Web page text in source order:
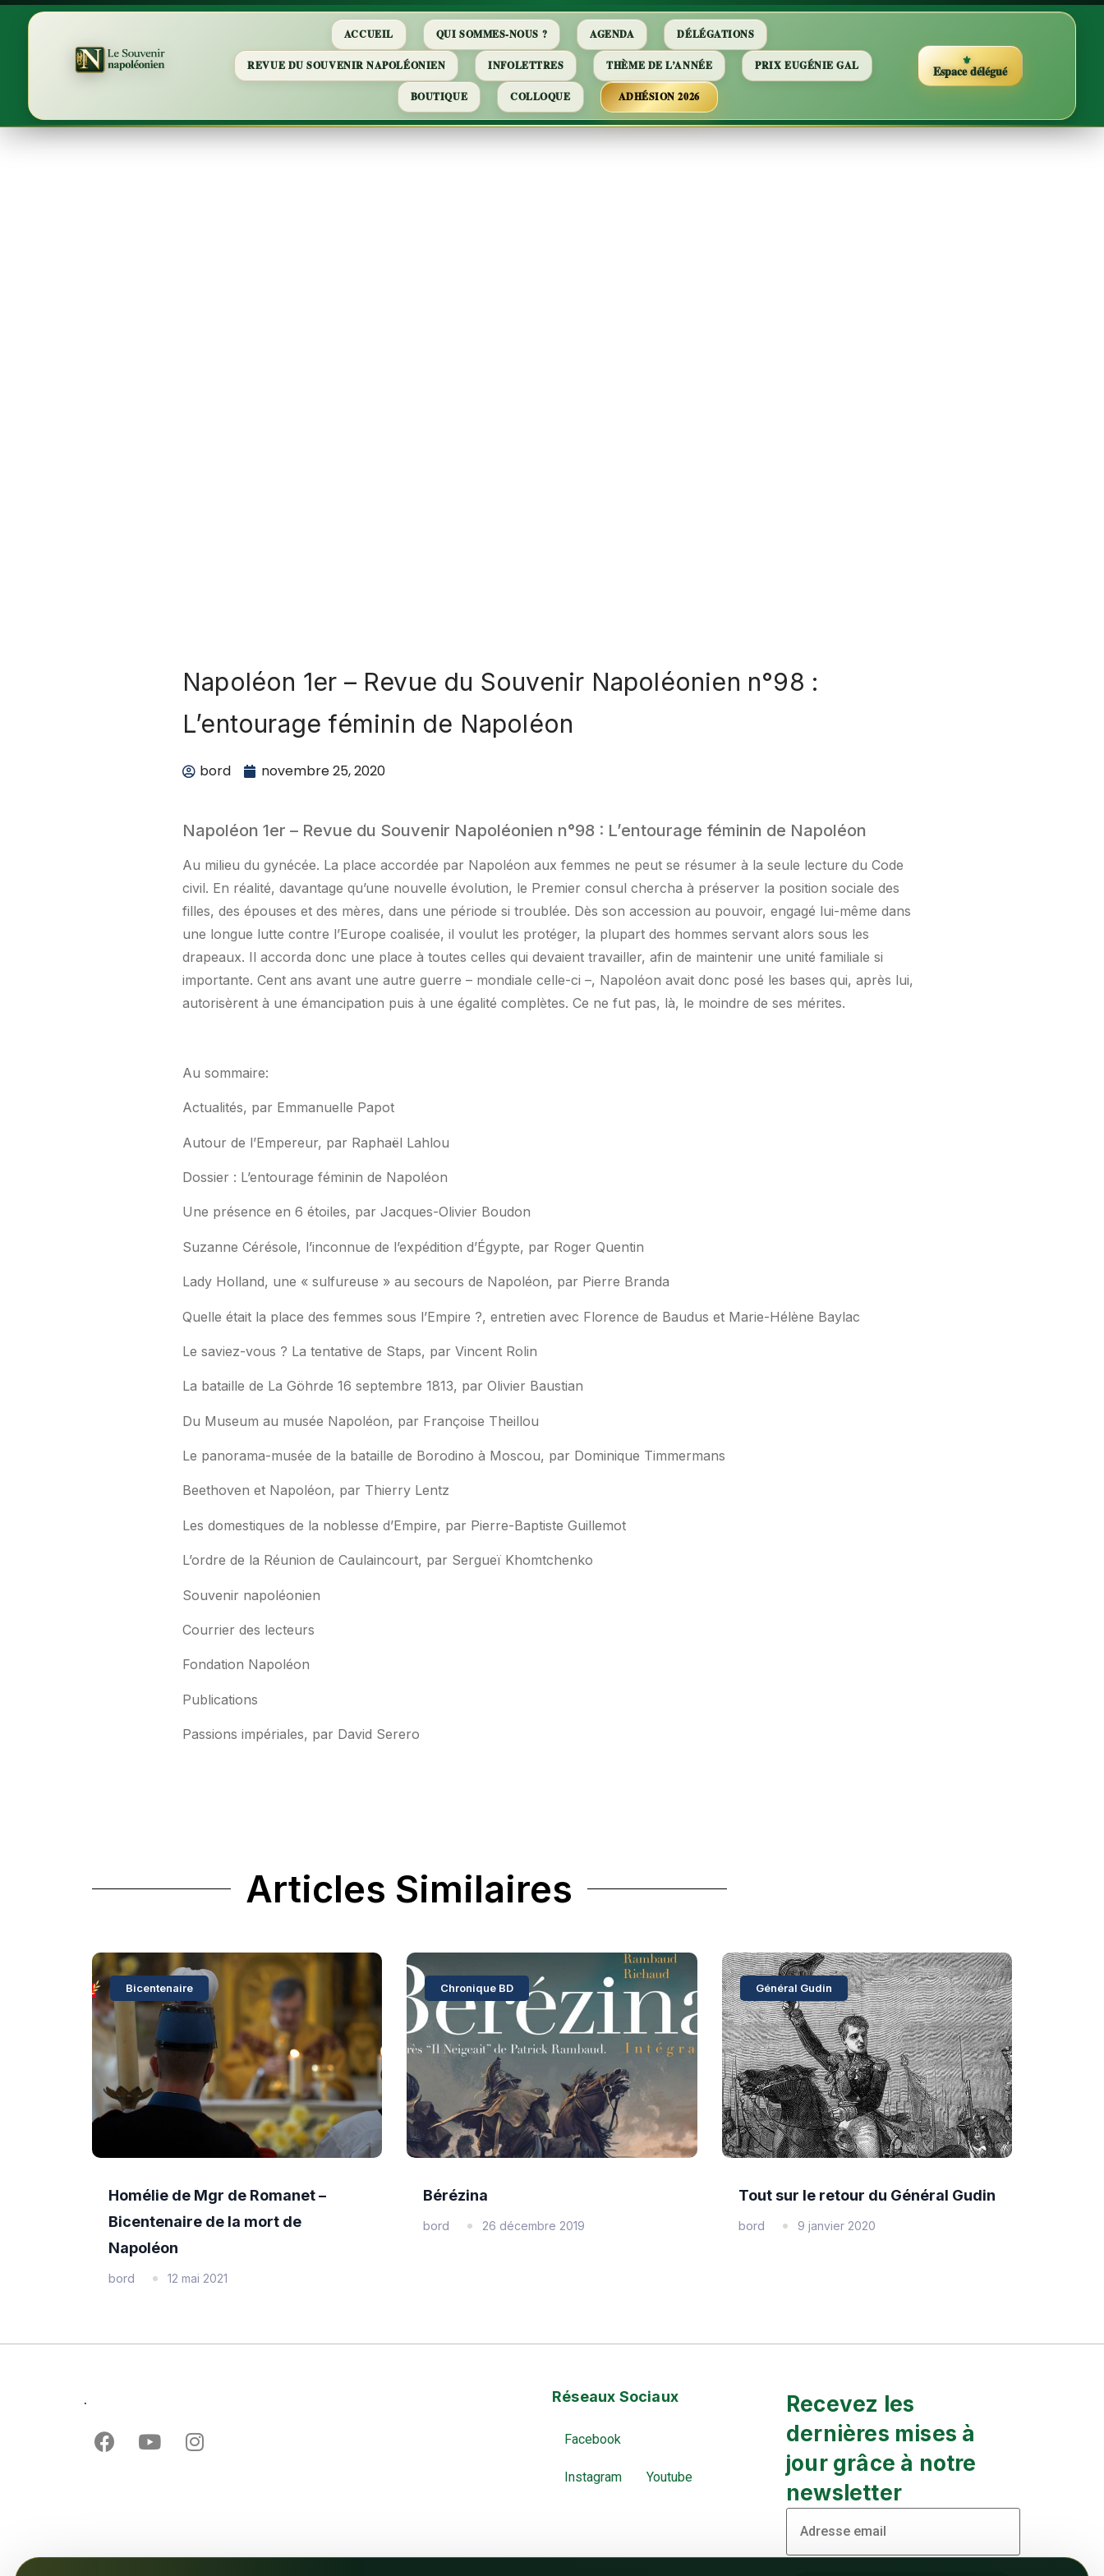
ACCUEIL QUI SOMMES-NOUS ? AGENDA DÉLÉGATIONS
REVUE DU SOUVENIR NAPOLÉONIEN INFOLETTRES THÈME DE L’ANNÉE PRIX EUGÉNIE GAL
BOUTIQUE COLLOQUE ADHÉSION 2026
Espace délégué
Napoléon 1er – Revue du Souvenir Napoléonien n°98 :
L’entourage féminin de Napoléon
bord novembre 25, 2020
Napoléon 1er – Revue du Souvenir Napoléonien n°98 : L’entourage féminin de Napoléon
Au milieu du gynécée. La place accordée par Napoléon aux femmes ne peut se résumer à la seule lecture du Code
civil. En réalité, davantage qu’une nouvelle évolution, le Premier consul chercha à préserver la position sociale des
filles, des épouses et des mères, dans une période si troublée. Dès son accession au pouvoir, engagé lui-même dans
une longue lutte contre l’Europe coalisée, il voulut les protéger, la plupart des hommes servant alors sous les
drapeaux. Il accorda donc une place à toutes celles qui devaient travailler, afin de maintenir une unité familiale si
importante. Cent ans avant une autre guerre – mondiale celle-ci –, Napoléon avait donc posé les bases qui, après lui,
autorisèrent à une émancipation puis à une égalité complètes. Ce ne fut pas, là, le moindre de ses mérites.
Au sommaire:
Actualités, par Emmanuelle Papot
Autour de l’Empereur, par Raphaël Lahlou
Dossier : L’entourage féminin de Napoléon
Une présence en 6 étoiles, par Jacques-Olivier Boudon
Suzanne Cérésole, l’inconnue de l’expédition d’Égypte, par Roger Quentin
Lady Holland, une « sulfureuse » au secours de Napoléon, par Pierre Branda
Quelle était la place des femmes sous l’Empire ?, entretien avec Florence de Baudus et Marie-Hélène Baylac
Le saviez-vous ? La tentative de Staps, par Vincent Rolin
La bataille de La Göhrde 16 septembre 1813, par Olivier Baustian
Du Museum au musée Napoléon, par Françoise Theillou
Le panorama-musée de la bataille de Borodino à Moscou, par Dominique Timmermans
Beethoven et Napoléon, par Thierry Lentz
Les domestiques de la noblesse d’Empire, par Pierre-Baptiste Guillemot
L’ordre de la Réunion de Caulaincourt, par Sergueï Khomtchenko
Souvenir napoléonien
Courrier des lecteurs
Fondation Napoléon
Publications
Passions impériales, par David Serero
Articles Similaires
Bicentenaire
Homélie de Mgr de Romanet –
Bicentenaire de la mort de
Napoléon
bord 12 mai 2021
Chronique BD
Bérézina
bord 26 décembre 2019
Général Gudin
Tout sur le retour du Général Gudin
bord 9 janvier 2020
. Réseaux Sociaux
Facebook
Instagram Youtube
Recevez les
dernières mises à
jour grâce à notre
newsletter